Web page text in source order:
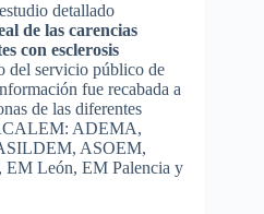
detallado
de las carencias
con esclerosis
del servicio público de
fue recabada a
de las diferentes
ADEMA,
ASOEM,
León, EM Palencia y